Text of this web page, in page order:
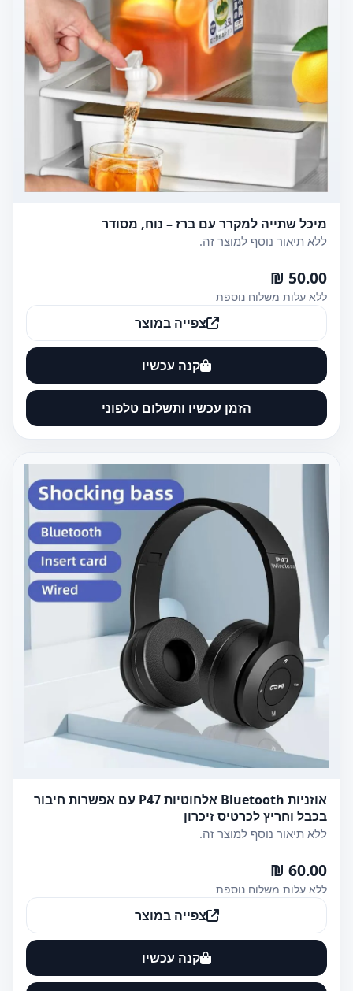
מיכל שתייה למקרר עם ברז – נוח, מסודר
ללא תיאור נוסף למוצר זה.
50.00 ₪
ללא עלות משלוח נוספת
צפייה במוצר
קנה עכשיו
הזמן עכשיו ותשלום טלפוני
אוזניות Bluetooth אלחוטיות P47 עם אפשרות חיבור
בכבל וחריץ לכרטיס זיכרון
ללא תיאור נוסף למוצר זה.
60.00 ₪
ללא עלות משלוח נוספת
צפייה במוצר
קנה עכשיו